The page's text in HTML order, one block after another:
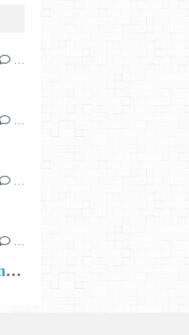
…
…
…
…
La gestuelle dans la prière selon la Tradition l'orthodoxe